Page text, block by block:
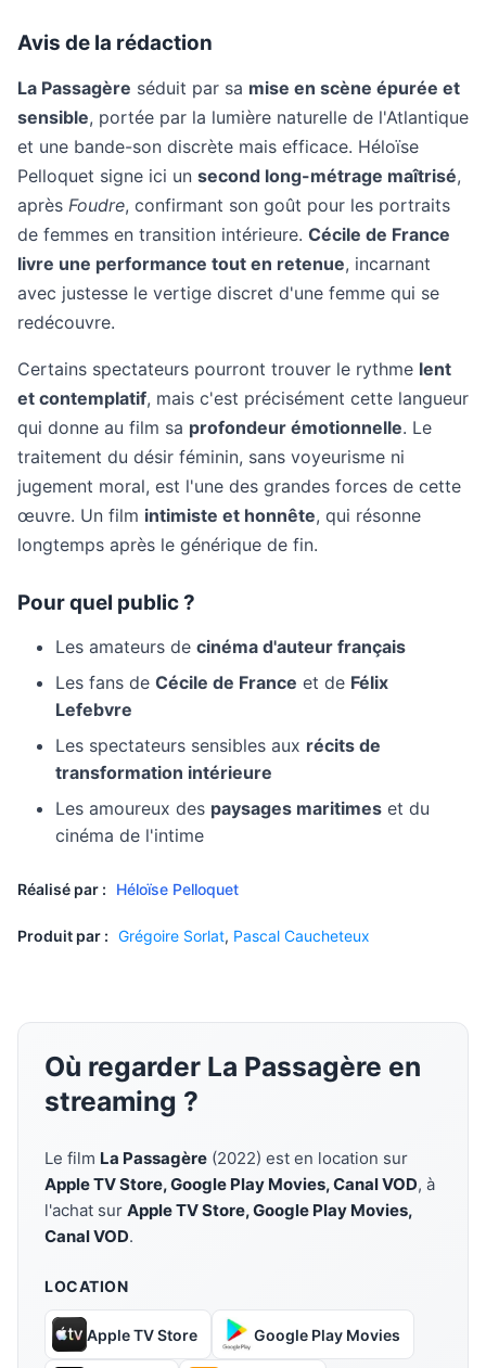
Avis de la rédaction
La Passagère séduit par sa mise en scène épurée et
sensible, portée par la lumière naturelle de l'Atlantique
et une bande-son discrète mais efficace. Héloïse
Pelloquet signe ici un second long-métrage maîtrisé,
après Foudre, confirmant son goût pour les portraits
de femmes en transition intérieure. Cécile de France
livre une performance tout en retenue, incarnant
avec justesse le vertige discret d'une femme qui se
redécouvre.
Certains spectateurs pourront trouver le rythme lent
et contemplatif, mais c'est précisément cette langueur
qui donne au film sa profondeur émotionnelle. Le
traitement du désir féminin, sans voyeurisme ni
jugement moral, est l'une des grandes forces de cette
œuvre. Un film intimiste et honnête, qui résonne
longtemps après le générique de fin.
Pour quel public ?
Les amateurs de cinéma d'auteur français
Les fans de Cécile de France et de Félix
Lefebvre
Les spectateurs sensibles aux récits de
transformation intérieure
Les amoureux des paysages maritimes et du
cinéma de l'intime
Réalisé par : Héloïse Pelloquet
Produit par : Grégoire Sorlat, Pascal Caucheteux
Où regarder La Passagère en
streaming ?
Le film La Passagère (2022) est en location sur
Apple TV Store, Google Play Movies, Canal VOD, à
l'achat sur Apple TV Store, Google Play Movies,
Canal VOD.
LOCATION
Apple TV Store Google Play Movies